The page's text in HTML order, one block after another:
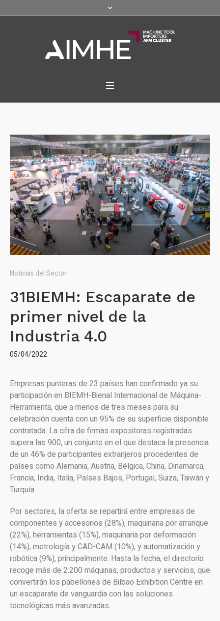
Noticias del Sector
31BIEMH: Escaparate de
primer nivel de la
Industria 4.0
05/04/2022
Empresas punteras de 23 países han confirmado ya su
participación en BIEMH-Bienal Internacional de Máquina-
Herramienta, que a menos de tres meses para su
celebración cuenta con un 95% de su superficie disponible
contratada. La cifra de firmas expositoras registradas
supera las 900, un conjunto en el que destaca la presencia
de un 46% de participantes extranjeros procedentes de
países como Alemania, Austria, Bélgica, China, Dinamarca,
Francia, India, Italia, Países Bajos, Portugal, Suiza, Taiwán y
Turquía.
Por sectores, la oferta se repartirá entre empresas de
componentes y accesorios (28%), maquinaria por arranque
(22%), herramientas (15%), maquinaria por deformación
(14%), metrología y CAD-CAM (10%), y automatización y
robótica (9%), principalmente. Hasta la fecha, el directorio
recoge más de 2.200 máquinas, productos y servicios, que
convertirán los pabellones de Bilbao Exhibition Centre en
un escaparate de vanguardia con las soluciones
tecnológicas más avanzadas.